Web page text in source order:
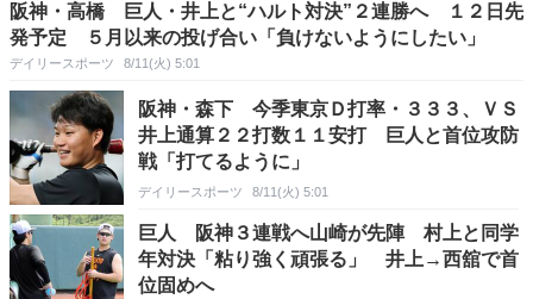
阪神・高橋 巨人・井上と“ハルト対決”２連勝へ １２日先
発予定 ５月以来の投げ合い「負けないようにしたい」
デイリースポーツ 8/11(火) 5:01
阪神・森下 今季東京Ｄ打率・３３３、ＶＳ
井上通算２２打数１１安打 巨人と首位攻防
戦「打てるように」
デイリースポーツ 8/11(火) 5:01
巨人 阪神３連戦へ山崎が先陣 村上と同学
年対決「粘り強く頑張る」 井上→西舘で首
位固めへ